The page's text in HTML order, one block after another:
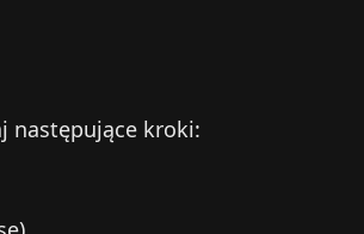
następujące kroki: